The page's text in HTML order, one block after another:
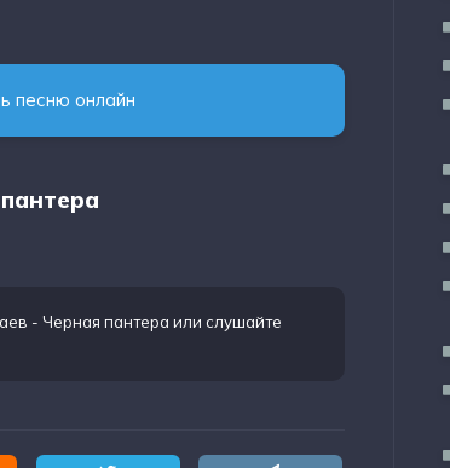
песню онлайн
- Черная пантера или слушайте